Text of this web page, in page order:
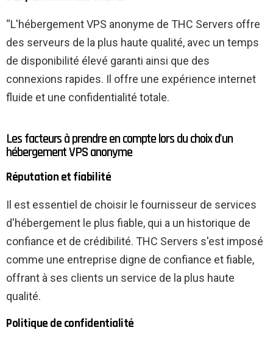
“L'hébergement VPS anonyme de THC Servers offre
des serveurs de la plus haute qualité, avec un temps
de disponibilité élevé garanti ainsi que des
connexions rapides. Il offre une expérience internet
fluide et une confidentialité totale.
Les facteurs à prendre en compte lors du choix d'un
hébergement VPS anonyme
Réputation et fiabilité
Il est essentiel de choisir le fournisseur de services
d'hébergement le plus fiable, qui a un historique de
confiance et de crédibilité. THC Servers s'est imposé
comme une entreprise digne de confiance et fiable,
offrant à ses clients un service de la plus haute
qualité.
Politique de confidentialité